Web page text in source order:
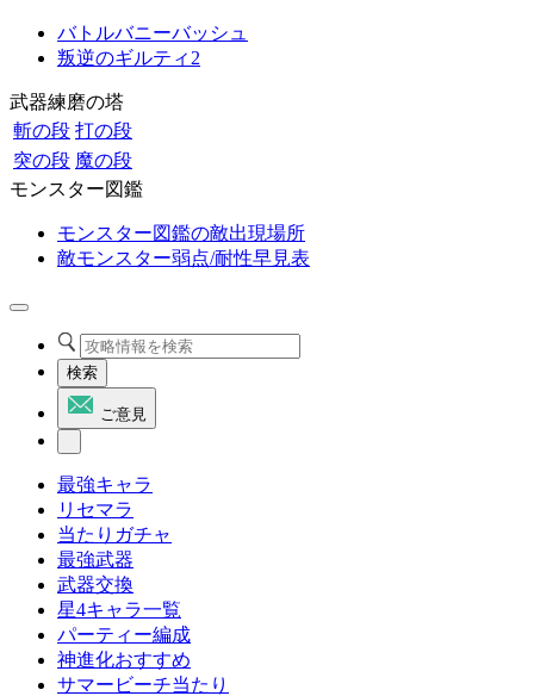
バトルバニーバッシュ
叛逆のギルティ2
武器練磨の塔
斬の段 打の段
突の段 魔の段
モンスター図鑑
モンスター図鑑の敵出現場所
敵モンスター弱点/耐性早見表
検索
ご意見
最強キャラ
リセマラ
当たりガチャ
最強武器
武器交換
星4キャラ一覧
パーティー編成
神進化おすすめ
サマービーチ当たり